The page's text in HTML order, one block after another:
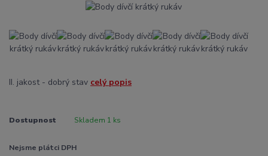
II. jakost - dobrý stav celý popis
Dostupnost Skladem 1 ks
Nejsme plátci DPH